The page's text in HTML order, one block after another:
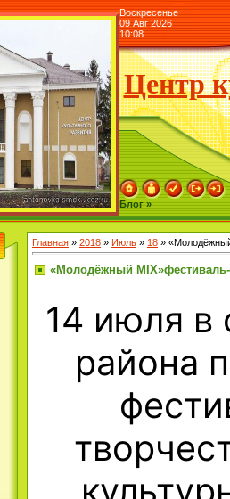
Воскресенье
09 Авг 2026
10:08
Центр
Блог »
Главная » 2018 » Июль » 18 »
«Молодёжный
14 июля в
района